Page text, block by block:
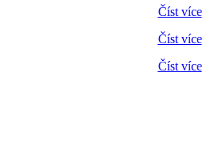
Číst více
Číst více
Číst více